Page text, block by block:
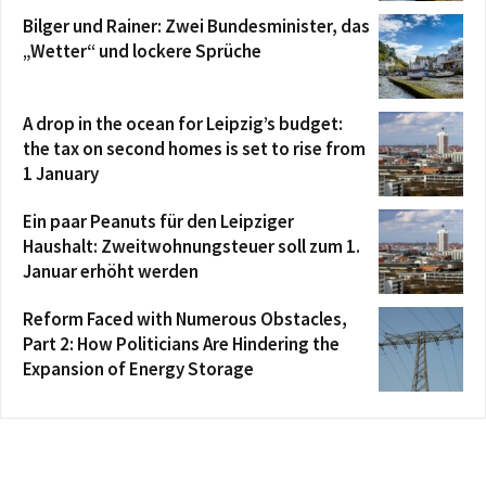
Bilger und Rainer: Zwei Bundesminister, das
„Wetter“ und lockere Sprüche
A drop in the ocean for Leipzig’s budget:
the tax on second homes is set to rise from
1 January
Ein paar Peanuts für den Leipziger
Haushalt: Zweitwohnungsteuer soll zum 1.
Januar erhöht werden
Reform Faced with Numerous Obstacles,
Part 2: How Politicians Are Hindering the
Expansion of Energy Storage